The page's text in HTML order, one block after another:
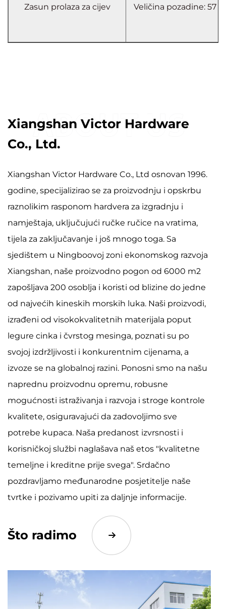
Zasun prolaza za cijev Veličina pozadine: 57
Xiangshan Victor Hardware
Co., Ltd.
Xiangshan Victor Hardware Co., Ltd osnovan 1996.
godine, specijalizirao se za proizvodnju i opskrbu
raznolikim rasponom hardvera za izgradnju i
namještaja, uključujući ručke ručice na vratima,
tijela za zaključavanje i još mnogo toga. Sa
sjedištem u Ningboovoj zoni ekonomskog razvoja
Xiangshan, naše proizvodno pogon od 6000 m2
zapošljava 200 osoblja i koristi od blizine do jedne
od najvećih kineskih morskih luka. Naši proizvodi,
izrađeni od visokokvalitetnih materijala poput
legure cinka i čvrstog mesinga, poznati su po
svojoj izdržljivosti i konkurentnim cijenama, a
izvoze se na globalnoj razini. Ponosni smo na našu
naprednu proizvodnu opremu, robusne
mogućnosti istraživanja i razvoja i stroge kontrole
kvalitete, osiguravajući da zadovoljimo sve
potrebe kupaca. Naša predanost izvrsnosti i
korisničkoj službi naglašava naš etos "kvalitetne
temeljne i kreditne prije svega". Srdačno
pozdravljamo međunarodne posjetitelje naše
tvrtke i pozivamo upiti za daljnje informacije.
Što radimo